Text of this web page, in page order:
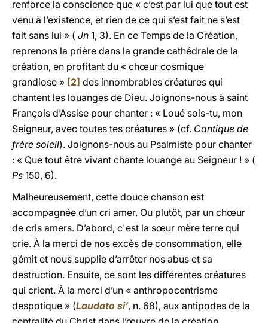
renforce la conscience que « c’est par lui que tout est
venu à l’existence, et rien de ce qui s’est fait ne s’est
fait sans lui » ( Jn 1, 3). En ce Temps de la Création,
reprenons la prière dans la grande cathédrale de la
création, en profitant du « chœur cosmique
grandiose » [2] des innombrables créatures qui
chantent les louanges de Dieu. Joignons-nous à saint
François d’Assise pour chanter : « Loué sois-tu, mon
Seigneur, avec toutes tes créatures » (cf. Cantique de
frère soleil). Joignons-nous au Psalmiste pour chanter
: « Que tout être vivant chante louange au Seigneur ! » (
Ps 150, 6).
Malheureusement, cette douce chanson est
accompagnée d’un cri amer. Ou plutôt, par un chœur
de cris amers. D’abord, c'est la sœur mère terre qui
crie. À la merci de nos excès de consommation, elle
gémit et nous supplie d’arrêter nos abus et sa
destruction. Ensuite, ce sont les différentes créatures
qui crient. À la merci d’un « anthropocentrisme
despotique » (Laudato si’, n. 68), aux antipodes de la